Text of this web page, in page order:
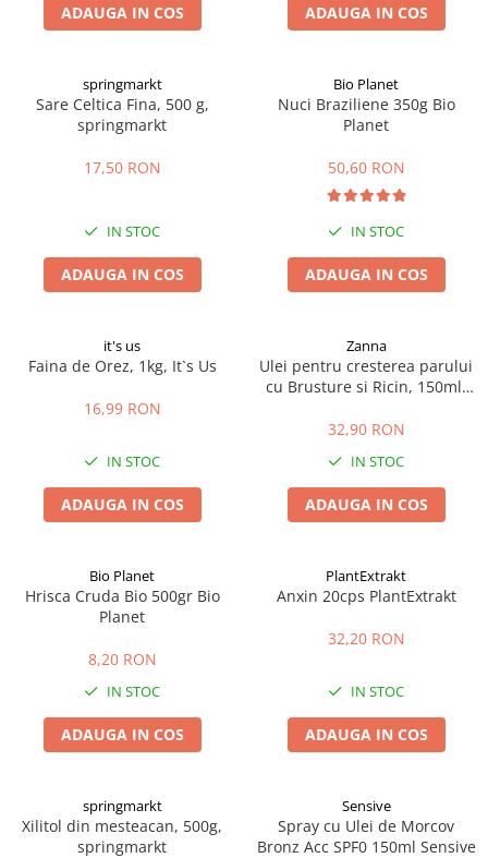
Produse pentru sportivi
Suplimente fitness
Batoane proteice
Pentru antrenament
Mama si copilul
Sarcina si alaptare
Atelierul de cafea si ceaiuri
Ceaiuri simple
Ceaiuri medicinale compuse
Ceaiuri Maté
Cafea verde
Alte produse din Cocos
ADAUGA IN COS ADAUGA IN COS
springmarkt
Sare Celtica Fina, 500 g,
springmarkt
17,50 RON
IN STOC
ADAUGA IN COS
Bio Planet
Nuci Braziliene 350g Bio
Planet
50,60 RON
IN STOC
ADAUGA IN COS
it's us
Faina de Orez, 1kg, It`s Us
16,99 RON
IN STOC
ADAUGA IN COS
Zanna
Ulei pentru cresterea parului
cu Brusture si Ricin, 150ml,
32,90 RON
IN STOC
ADAUGA IN COS
Bio Planet
Hrisca Cruda Bio 500gr Bio
Planet
8,20 RON
IN STOC
ADAUGA IN COS
PlantExtrakt
Anxin 20cps PlantExtrakt
32,20 RON
IN STOC
ADAUGA IN COS
springmarkt
Xilitol din mesteacan, 500g,
springmarkt
Sensive
Spray cu Ulei de Morcov
Bronz Acc SPF0 150ml Sensive